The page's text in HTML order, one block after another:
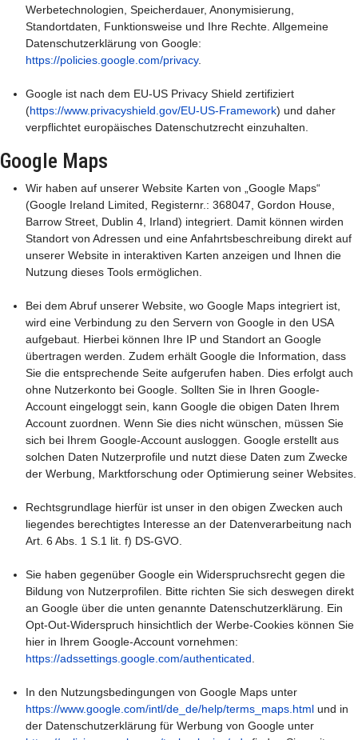
Werbetechnologien, Speicherdauer, Anonymisierung,
Standortdaten, Funktionsweise und Ihre Rechte. Allgemeine
Datenschutzerklärung von Google:
https://policies.google.com/privacy.
Google ist nach dem EU-US Privacy Shield zertifiziert
(https://www.privacyshield.gov/EU-US-Framework) und daher
verpflichtet europäisches Datenschutzrecht einzuhalten.
Google Maps
Wir haben auf unserer Website Karten von „Google Maps“
(Google Ireland Limited, Registernr.: 368047, Gordon House,
Barrow Street, Dublin 4, Irland) integriert. Damit können wirden
Standort von Adressen und eine Anfahrtsbeschreibung direkt auf
unserer Website in interaktiven Karten anzeigen und Ihnen die
Nutzung dieses Tools ermöglichen.
Bei dem Abruf unserer Website, wo Google Maps integriert ist,
wird eine Verbindung zu den Servern von Google in den USA
aufgebaut. Hierbei können Ihre IP und Standort an Google
übertragen werden. Zudem erhält Google die Information, dass
Sie die entsprechende Seite aufgerufen haben. Dies erfolgt auch
ohne Nutzerkonto bei Google. Sollten Sie in Ihren Google-
Account eingeloggt sein, kann Google die obigen Daten Ihrem
Account zuordnen. Wenn Sie dies nicht wünschen, müssen Sie
sich bei Ihrem Google-Account ausloggen. Google erstellt aus
solchen Daten Nutzerprofile und nutzt diese Daten zum Zwecke
der Werbung, Marktforschung oder Optimierung seiner Websites.
Rechtsgrundlage hierfür ist unser in den obigen Zwecken auch
liegendes berechtigtes Interesse an der Datenverarbeitung nach
Art. 6 Abs. 1 S.1 lit. f) DS-GVO.
Sie haben gegenüber Google ein Widerspruchsrecht gegen die
Bildung von Nutzerprofilen. Bitte richten Sie sich deswegen direkt
an Google über die unten genannte Datenschutzerklärung. Ein
Opt-Out-Widerspruch hinsichtlich der Werbe-Cookies können Sie
hier in Ihrem Google-Account vornehmen:
https://adssettings.google.com/authenticated
In den Nutzungsbedingungen von Google Maps unter
https://www.google.com/intl/de_de/help/terms_maps.html und in
der Datenschutzerklärung für Werbung von Google unter